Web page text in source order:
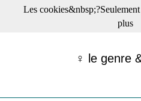
☰
Films récents♀ le genre
Les
plus